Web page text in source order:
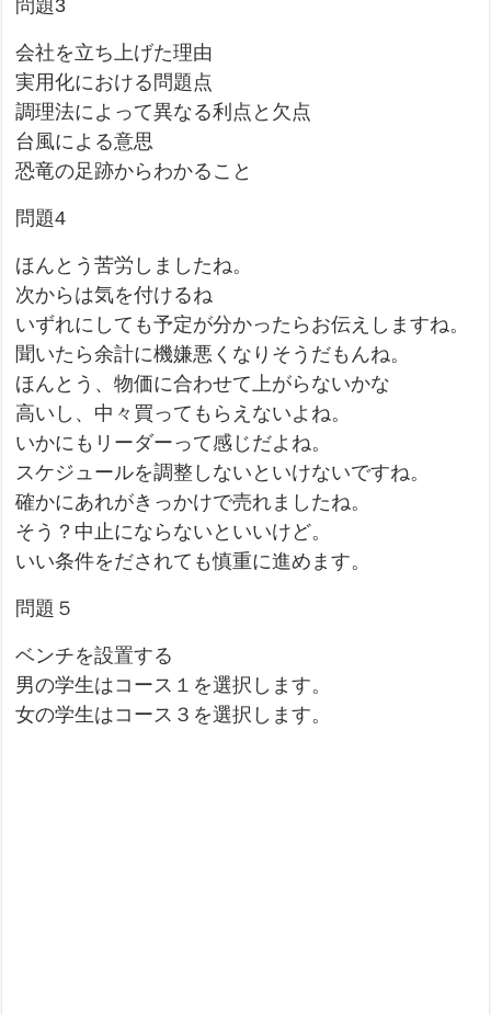
問題3
会社を立ち上げた理由
実用化における問題点
調理法によって異なる利点と欠点
台風による意思
恐竜の足跡からわかること
問題4
ほんとう苦労しましたね。
次からは気を付けるね
いずれにしても予定が分かったらお伝えしますね。
聞いたら余計に機嫌悪くなりそうだもんね。
ほんとう、物価に合わせて上がらないかな
高いし、中々買ってもらえないよね。
いかにもリーダーって感じだよね。
スケジュールを調整しないといけないですね。
確かにあれがきっかけで売れましたね。
そう？中止にならないといいけど。
いい条件をだされても慎重に進めます。
問題５
ベンチを設置する
男の学生はコース１を選択します。
女の学生はコース３を選択します。